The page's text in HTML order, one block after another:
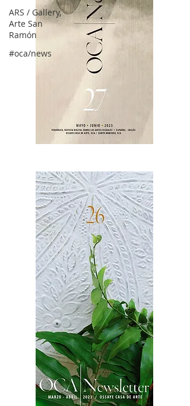
ARS / Gallery,
Arte San
Ramón
#oca/news